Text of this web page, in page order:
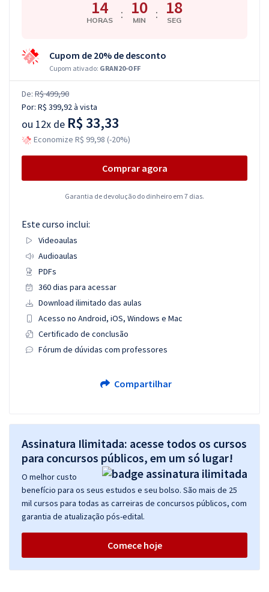
14
HORAS : 10
MIN : 17
SEG
Cupom de 20% de desconto
Cupom ativado: GRAN20-OFF
De: R$ 499,90
Por: R$ 399,92à vista
ou 12x de R$ 33,33
Economize R$ 99,98 (-20%)
Comprar agora
Garantia de devolução do dinheiro em 7 dias.
Este curso inclui:
Videoaulas
Audioaulas
PDFs
360 dias para acessar
Download ilimitado das aulas
Acesso no Android, iOS, Windows e Mac
Certificado de conclusão
Fórum de dúvidas com professores
Compartilhar
Assinatura Ilimitada: acesse todos os cursos
para concursos públicos, em um só lugar!
O melhor custo
benefício para os seus estudos e seu bolso. São mais de 25
mil cursos para todas as carreiras de concursos públicos, com
garantia de atualização pós-edital.
Comece hoje